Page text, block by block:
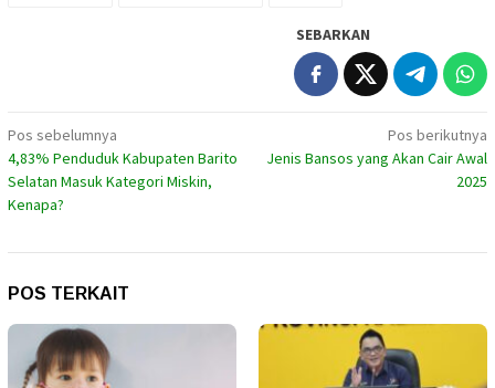
SEBARKAN
Navigasi
pos
Pos sebelumnya
4,83% Penduduk Kabupaten Barito
Selatan Masuk Kategori Miskin,
Kenapa?
Pos berikutnya
Jenis Bansos yang Akan Cair Awal
2025
POS TERKAIT